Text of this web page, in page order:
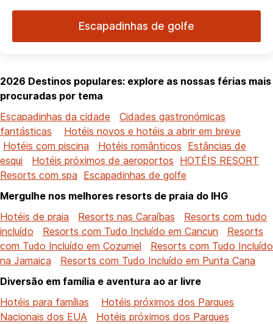
Escapadinhas de golfe
2026 Destinos populares: explore as nossas férias mais
procuradas por tema
Escapadinhas da cidade
Cidades gastronómicas
fantásticas
Hotéis novos e hotéis a abrir em breve
Hotéis com piscina
Hotéis românticos Estâncias de
esqui
Hotéis próximos de aeroportos HOTÉIS RESORT
Resorts com spa Escapadinhas de golfe
Mergulhe nos melhores resorts de praia do IHG
Hotéis de praia
Resorts nas Caraíbas
Resorts com tudo
incluído
Resorts com Tudo Incluído em Cancun
Resorts
com Tudo Incluído em Cozumel
Resorts com Tudo Incluído
na Jamaica
Resorts com Tudo Incluído em Punta Cana
Diversão em família e aventura ao ar livre
Hotéis para famílias
Hotéis próximos dos Parques
Nacionais dos EUA
Hotéis próximos dos Parques